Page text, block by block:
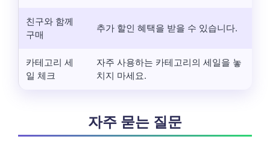
친구와 함께
구매
추가 할인 혜택을 받을 수 있습니다.
카테고리 세
일 체크
자주 사용하는 카테고리의 세일을 놓
치지 마세요.
자주 묻는 질문